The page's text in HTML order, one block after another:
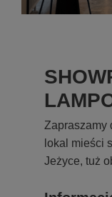
Zapraszamy
lokal mieści
Jeżyce, tuż